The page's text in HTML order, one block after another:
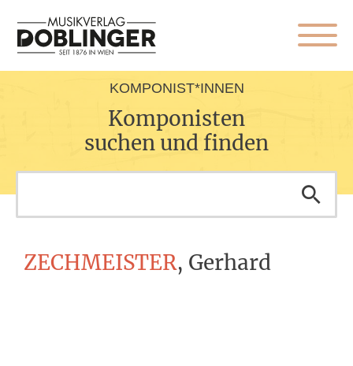
KOMPONIST*INNEN
Komponisten
suchen und finden
ZECHMEISTER, Gerhard